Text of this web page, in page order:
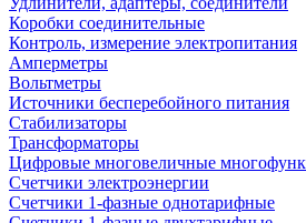
Коробки соединительные
Контроль, измерение электропитания
Амперметры
Вольтметры
Источники бесперебойного питания
Стабилизаторы
Трансформаторы
Цифровые многовеличные
Счетчики электроэнергии
Счетчики 1-фазные однотарифные